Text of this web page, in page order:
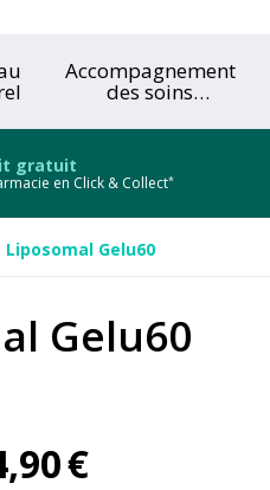
Accompagnement
des soins
gratuit
en Click & Collect*
Gelu60
Gelu60
,90€